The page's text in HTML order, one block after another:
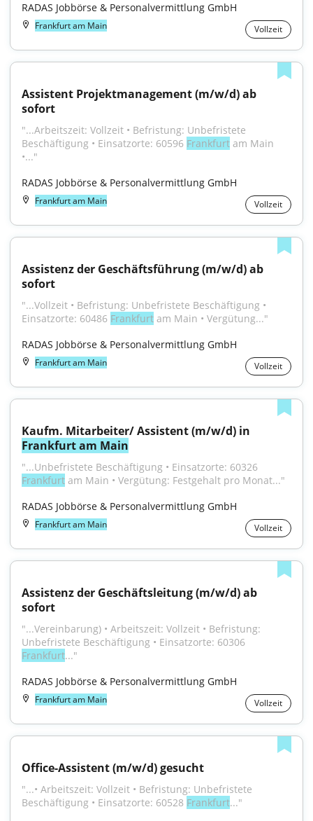
RADAS Jobbörse & Personalvermittlung GmbH
Frankfurt am Main Vollzeit
Assistent Projektmanagement (m/w/d) ab
sofort
"...Arbeitszeit: Vollzeit • Befristung: Unbefristete
Beschäftigung • Einsatzorte: 60596 Frankfurt am Main
•..."
RADAS Jobbörse & Personalvermittlung GmbH
Frankfurt am Main Vollzeit
Assistenz der Geschäftsführung (m/w/d) ab
sofort
"...Vollzeit • Befristung: Unbefristete Beschäftigung •
Einsatzorte: 60486 Frankfurt am Main • Vergütung..."
RADAS Jobbörse & Personalvermittlung GmbH
Frankfurt am Main Vollzeit
Frankfurt am Main
Frankfurt am Main • Vergütung: Festgehalt pro Monat..."
RADAS Jobbörse & Personalvermittlung GmbH
Frankfurt am Main Vollzeit
Assistenz der Geschäftsleitung (m/w/d) ab
sofort
"...Vereinbarung) • Arbeitszeit: Vollzeit • Befristung:
Frankfurt..."
RADAS Jobbörse & Personalvermittlung GmbH
Frankfurt am Main Vollzeit
Office-Assistent (m/w/d) gesucht
"...• Arbeitszeit: Vollzeit • Befristung: Unbefristete
Beschäftigung • Einsatzorte: 60528 Frankfurt..."